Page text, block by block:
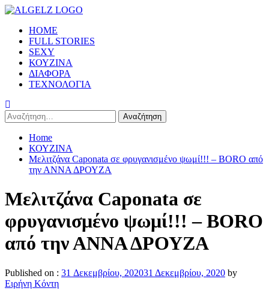
Skip
content
Primary
Menu
HOME
FULL STORIES
SEXY
ΚΟΥΖΙΝΑ
ΔΙΑΦΟΡΑ
ΤΕΧΝΟΛΟΓΙΑ
Αναζήτηση
για:
Home
ΚΟΥΖΙΝΑ
Μελιτζάνα Caponata σε φρυγανισμένο ψωμί!!! – BORO από
την ΑΝΝΑ ΔΡΟΥΖΑ
Μελιτζάνα Caponata σε
φρυγανισμένο ψωμί!!! – BORO
από την ΑΝΝΑ ΔΡΟΥΖΑ
Published on : 31 Δεκεμβρίου, 202031 Δεκεμβρίου, 2020 by
Ειρήνη Κόντη